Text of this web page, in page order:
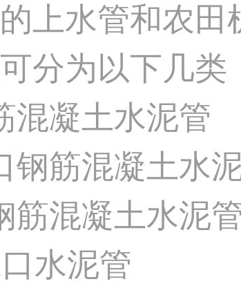
上水管和农田
分为以下几类
混凝土水泥管
钢筋混凝土水
筋混凝土水泥
水泥管